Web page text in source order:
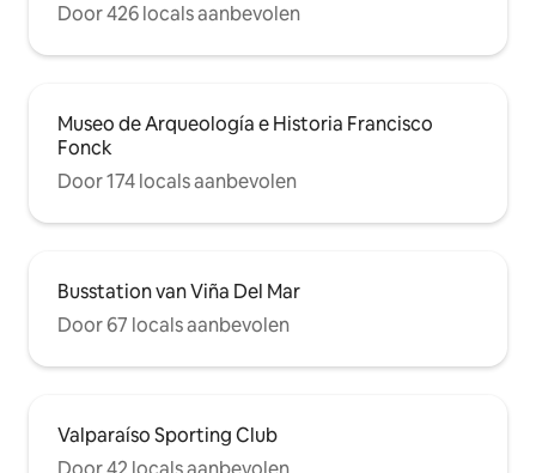
Door 426 locals aanbevolen
Museo de Arqueología e Historia Francisco
Fonck
Door 174 locals aanbevolen
Busstation van Viña Del Mar
Door 67 locals aanbevolen
Valparaíso Sporting Club